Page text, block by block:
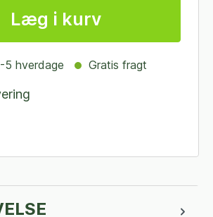
Læg i kurv
5 hverdage Gratis fragt